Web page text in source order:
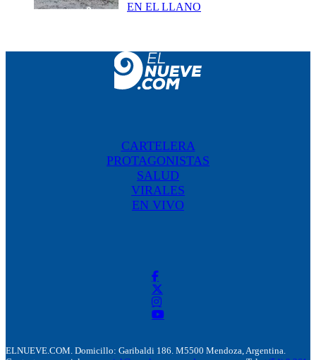
EN EL LLANO
CARTELERA
PROTAGONISTAS
SALUD
VIRALES
EN VIVO
ELNUEVE.COM. Domicillo: Garibaldi 186. M5500 Mendoza, Argentina.